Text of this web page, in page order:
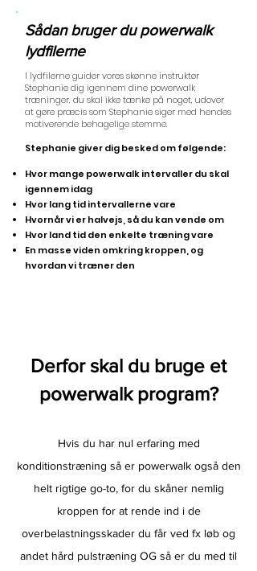
Sådan bruger du powerwalk
lydfilerne
I lydfilerne guider vores skønne instruktør
Stephanie dig igennem dine powerwalk
træninger, du skal ikke tænke på noget, udover
at gøre præcis som Stephanie siger med hendes
motiverende behagelige stemme.
Stephanie giver dig besked om følgende:
Hvor mange powerwalk intervaller du skal
igennem idag
Hvor lang tid intervallerne vare
Hvornår vi er halvejs, så du kan vende om
Hvor land tid den enkelte træning vare
En masse viden omkring kroppen, og
hvordan vi træner den
Derfor skal du bruge et
powerwalk program?
Hvis du har nul erfaring med
konditionstræning så er powerwalk også den
helt rigtige go-to, for du skåner nemlig
kroppen for at rende ind i de
overbelastningsskader du får ved fx løb og
andet hård pulstræning OG så er du med til